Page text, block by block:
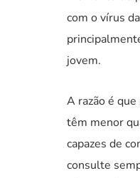
com o vírus
jovem.
A razão é
têm menor
capazes de
consulte